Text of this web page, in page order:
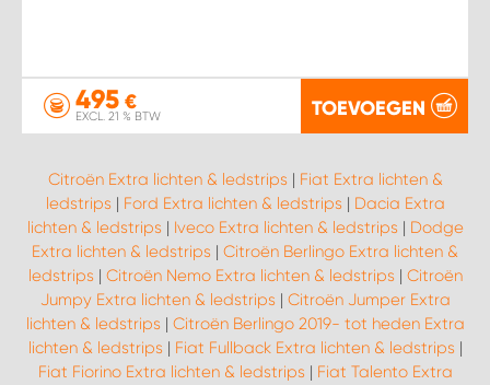
495 €
EXCL. 21 % BTW TOEVOEGEN
Citroën Extra lichten & ledstrips | Fiat Extra lichten &
ledstrips | Ford Extra lichten & ledstrips | Dacia Extra
lichten & ledstrips | Iveco Extra lichten & ledstrips | Dodge
Extra lichten & ledstrips | Citroën Berlingo Extra lichten &
ledstrips | Citroën Nemo Extra lichten & ledstrips | Citroën
Jumpy Extra lichten & ledstrips | Citroën Jumper Extra
lichten & ledstrips | Citroën Berlingo 2019- tot heden Extra
lichten & ledstrips | Fiat Fullback Extra lichten & ledstrips |
Fiat Fiorino Extra lichten & ledstrips | Fiat Talento Extra